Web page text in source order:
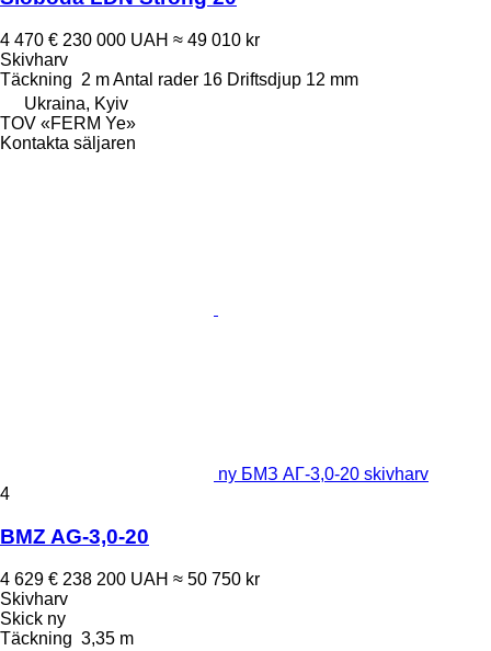
4 470 € 230 000 UAH ≈ 49 010 kr
Skivharv
Täckning 2 mAntal rader 16 Driftsdjup 12 mm
Ukraina, Kyiv
TOV «FERM Ye»
Kontakta säljaren
ny БМЗ АГ-3,0-20 skivharv
4
BMZ AG-3,0-20
4 629 € 238 200 UAH ≈ 50 750 kr
Skivharv
Skick ny
Täckning 3,35 m